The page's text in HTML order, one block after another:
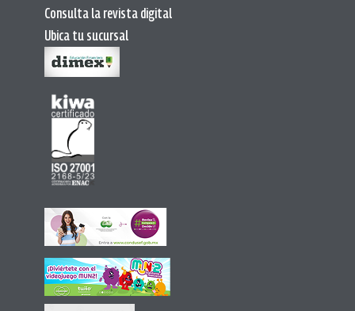
Consulta la revista digital
Ubica tu sucursal